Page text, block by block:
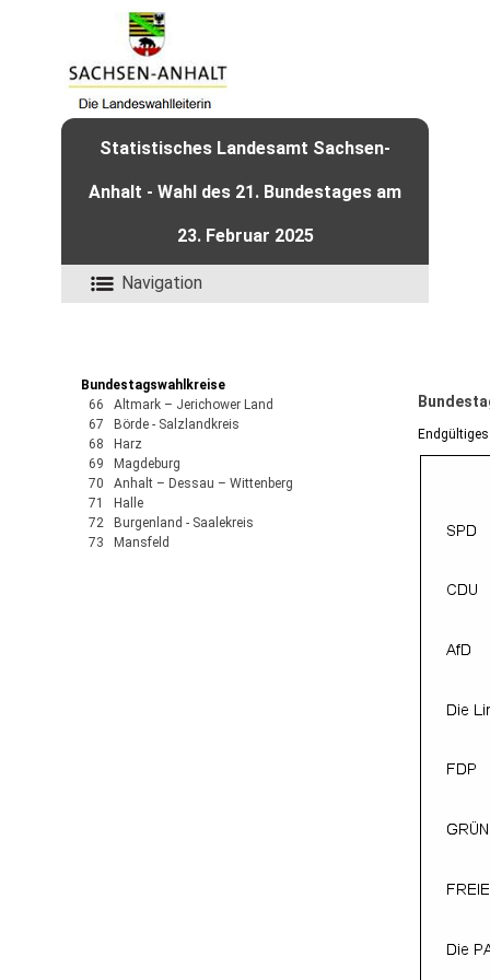
Statistisches Landesamt Sachsen-
Anhalt - Wahl des 21. Bundestages am
23. Februar 2025
Navigation
Bundestagswahlkreise
66 Altmark – Jerichower Land
67 Börde - Salzlandkreis
68 Harz
69 Magdeburg
70 Anhalt – Dessau – Wittenberg
71 Halle
72 Burgenland - Saalekreis
73 Mansfeld